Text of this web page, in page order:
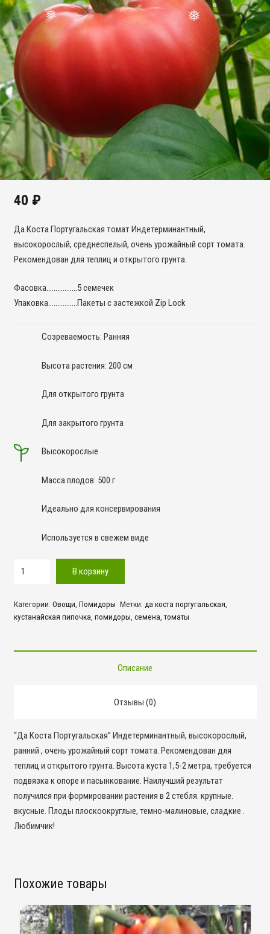
❅
❅
40 ₽
Да Коста Португальская томат Индетерминантный,
высокорослый, среднеспелый, очень урожайный сорт томата.
Рекомендован для теплиц и открытого грунта.
Фасовка……………..5 семечек
Упаковка…………….Пакеты с застежкой Zip Lock
Созреваемость: Ранняя
Высота растения: 200 см
Для открытого грунта
Для закрытого грунта
Высокорослые
Масса плодов: 500 г
Идеально для консервирования
Используется в свежем виде
Количество
Коста
В корзину
Категории: Овощи Помидоры Метки: да коста португальская
кустанайская пипочка помидоры семена томаты
Описание
Отзывы (0)
“Да Коста Португальская” Индетерминантный, высокорослый,
ранний , очень урожайный сорт томата. Рекомендован для
теплиц и открытого грунта. Высота куста 1,5-2 метра, требуется
подвязка к опоре и пасынкование. Наилучший результат
получился при формировании растения в 2 стебля. крупные.
вкусные. Плоды плоскоокруглые, темно-малиновые, сладкие .
Любимчик!
Похожие товары